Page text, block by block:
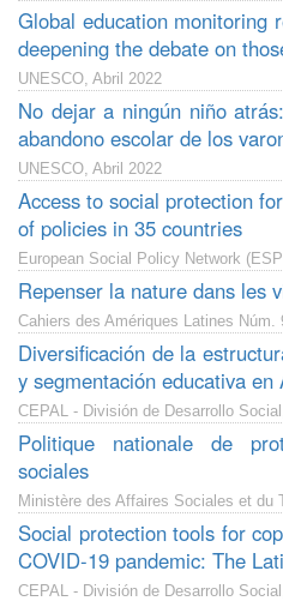
Global education monitoring
deepening the debate on
UNESCO, Abril 2022
No dejar a ningún niño
abandono escolar de los
UNESCO, Abril 2022
Access to social protection
of policies in 35 countries
European Social Policy Network
Repenser la nature dans les
Cahiers des Amériques Latines Núm.
Diversificación de la
y segmentación educativa en
CEPAL - División de Desarrollo
Politique nationale de
sociales
Ministère des Affaires Sociales et du
Social protection tools for
COVID-19 pandemic: The
CEPAL - División de Desarrollo